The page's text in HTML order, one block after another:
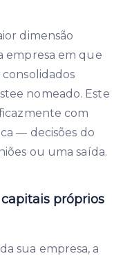
dimensão
empresa em que
consolidados
nomeado. Este
com
— decisões do
ou uma saída.
próprios
sua empresa, a